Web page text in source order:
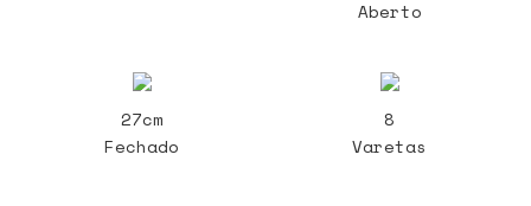
Aberto
27cm
Fechado
8
Varetas